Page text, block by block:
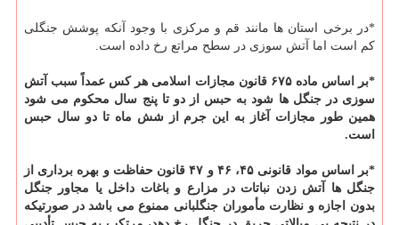
*در برخی استان ها مانند قم و مركزی با وجود آنكه پوشش جنگلی
كم است اما آتش سوزی در سطح مراتع رخ داده است.
*بر اساس ماده ۶۷۵ قانون مجازات اسلامی هر كس عمداً سبب آتش
سوزی در جنگل ها شود به حبس از دو تا پنج سال محكوم می شود
همین طور مجازات آغاز به این جرم از شش ماه تا دو سال حبس
است.
*بر اساس مواد قانونی ۴۵، ۴۶ و ۴۷ قانون حفاظت و بهره برداری از
جنگل ها آتش زدن نباتات در مزارع و باغات داخل یا مجاور جنگل
بدون اجازه و نظارت مأموران جنگلبانی ممنوع می باشد در صورتیكه